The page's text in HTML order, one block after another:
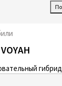
гибрид